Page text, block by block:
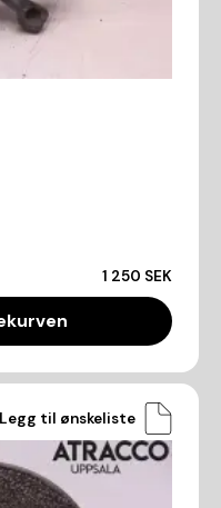
1 250 SEK
Legg til ønskeliste